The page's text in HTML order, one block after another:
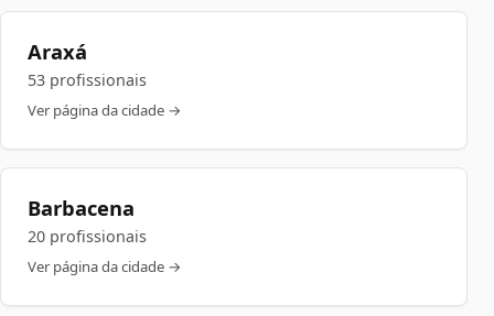
Araxá
53 profissionais
Ver página da cidade →
Barbacena
20 profissionais
Ver página da cidade →